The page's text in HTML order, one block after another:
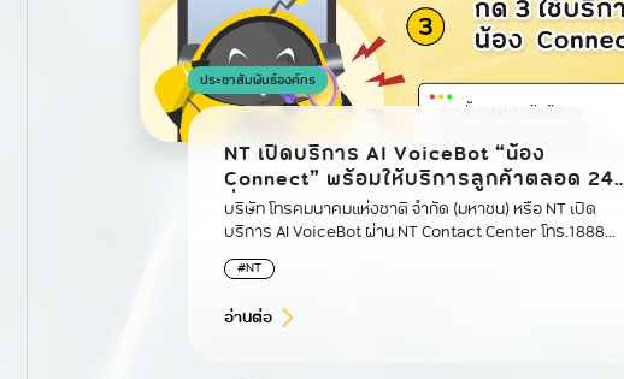
ประชาสัมพันธ์องค์กร
NT เปิดบริการ AI VoiceBot “น้อง
Connect” พร้อมให้บริการลูกค้าตลอด 24
ชั่วโมง
บริษัท โทรคมนาคมแห่งชาติ จำกัด (มหาชน) หรือ NT เปิด
บริการ AI VoiceBot ผ่าน NT Contact Center โทร.1888
เพื่อรองรับปริมาณการใช้งานของลูกค้ายุคดิจิทัลที่เพิ่มสูงขึ้น
#NT
อ่านต่อ